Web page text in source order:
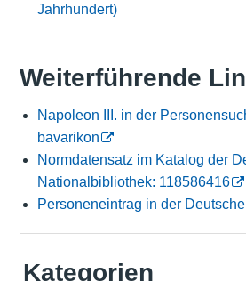
Jahrhundert)
Weiterführende
Napoleon III. in der
bavarikon
Normdatensatz im Katalog der
Nationalbibliothek: 118586416
Personeneintrag in der
Kategorien